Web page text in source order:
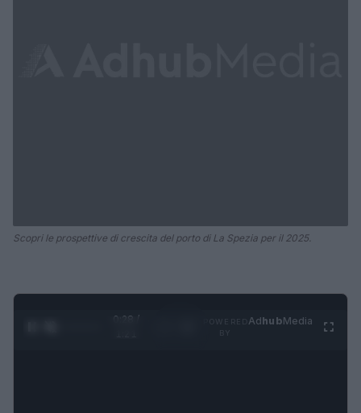
Scopri le prospettive di crescita del porto di La Spezia per il 2025.
0:28 /
AdhubMedia